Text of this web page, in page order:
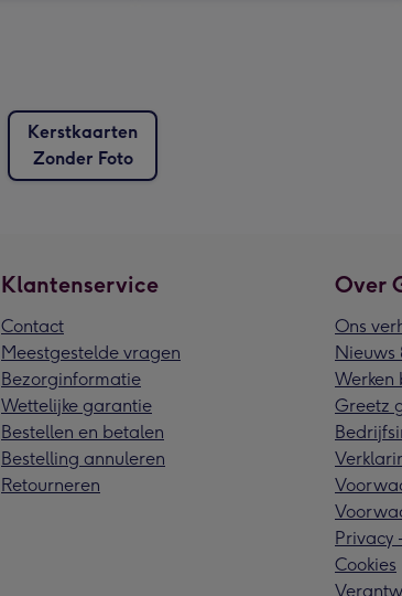
Kerstkaarten
Zonder Foto
Klantenservice
Contact
Meestgestelde vragen
Bezorginformatie
Wettelijke garantie
Bestellen en betalen
Bestelling annuleren
Retourneren
Over
Ons
Nieuws
Werken
Greetz
Privacy
Cookies